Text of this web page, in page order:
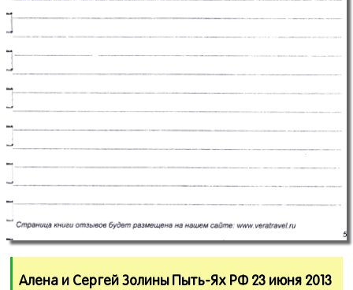
Алена и Сергей Золины Пыть-Ях РФ 23 июня 2013